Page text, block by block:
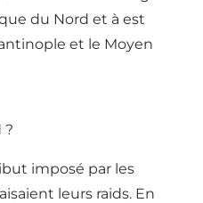
du Nord et à est
et le Moyen
?
imposé par les
leurs raids. En